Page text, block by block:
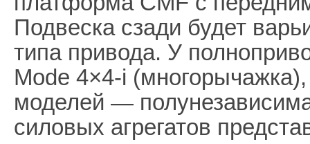
Подвеска сзади будет
типа привода. У
Mode 4×4-i
моделей —
силовых агрегатов